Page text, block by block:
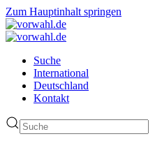
Zum Hauptinhalt springen
Suche
International
Deutschland
Kontakt